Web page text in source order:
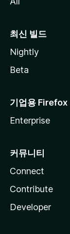
최신 빌드
Nightly
Beta
기업용 Firefox
Enterprise
커뮤니티
Connect
Contribute
Developer